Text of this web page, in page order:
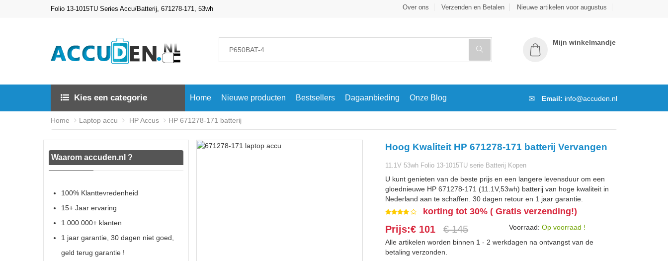
Folio 13-1015TU Series Accu/Batterij, 671278-171, 53wh Over ons Verzenden en Betalen Nieuwe artikelen voor augustus
Mijn winkelmandje
Kies een categorie Home Nieuwe producten Bestsellers Dagaanbieding Onze Blog Email: info@accuden.nl
Home Laptop accu HP Accus HP 671278-171 batterij
Waarom accuden.nl ?
100% Klanttevredenheid
15+ Jaar ervaring
1.000.000+ klanten
1 jaar garantie, 30 dagen niet goed,
geld terug garantie !
Hoog Kwaliteit HP 671278-171 batterij Vervangen
11.1V 53wh Folio 13-1015TU serie Batterij Kopen
U kunt genieten van de beste prijs en een langere levensduur om een
gloednieuwe HP 671278-171 (11.1V,53wh) batterij van hoge kwaliteit in
Nederland aan te schaffen. 30 dagen retour en 1 jaar garantie.
korting tot 30% ( Gratis verzending!)
Prijs:€ 101 € 145 Voorraad: Op voorraad !
Alle artikelen worden binnen 1 - 2 werkdagen na ontvangst van de
betaling verzonden.